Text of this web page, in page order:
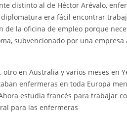
distinto al de Héctor Arévalo,
era fácil encontrar
de la oficina de empleo porque
subvencionado por una empresa
en Australia y varios meses en
enfermeras en toda Europa
estudia francés para trabajar
para las enfermeras